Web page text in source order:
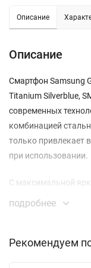
Описание
Описание
Смартфон Samsung
Titanium Silverblue,
современных
комбинацией
только привлекает
при использовании.
С максимальной
дисплей Dynamic
плавным и
подробнее
Рекомендуем